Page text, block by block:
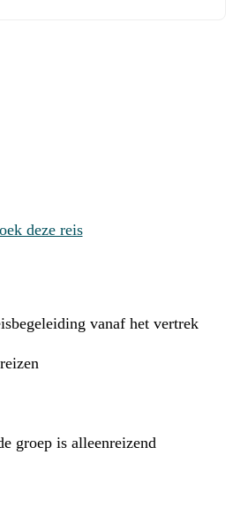
deze reis
vanaf het vertrek
groep is alleenreizend